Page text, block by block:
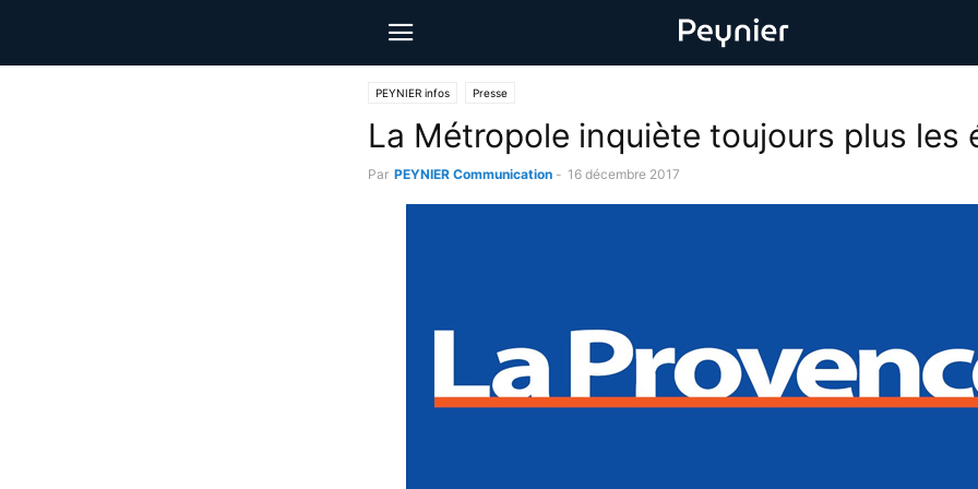
PEYNIER infos Presse
La Métropole inquiète toujours plus les
Par PEYNIER Communication - 16 décembre 2017